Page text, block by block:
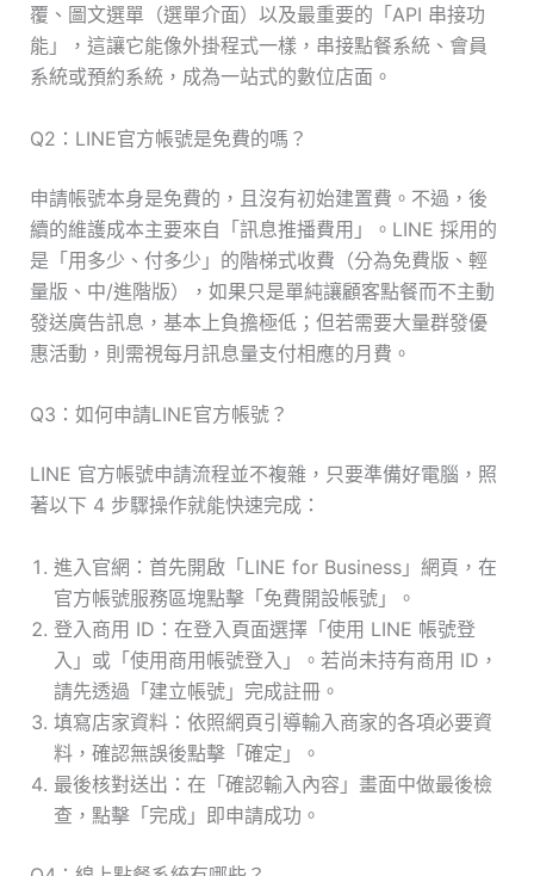
覆、圖文選單（選單介面）以及最重要的「API 串接功
能」，這讓它能像外掛程式一樣，串接點餐系統、會員
系統或預約系統，成為一站式的數位店面。
Q2：LINE官方帳號是免費的嗎？
申請帳號本身是免費的，且沒有初始建置費。不過，後
續的維護成本主要來自「訊息推播費用」。LINE 採用的
是「用多少、付多少」的階梯式收費（分為免費版、輕
量版、中/進階版），如果只是單純讓顧客點餐而不主動
發送廣告訊息，基本上負擔極低；但若需要大量群發優
惠活動，則需視每月訊息量支付相應的月費。
Q3：如何申請LINE官方帳號？
LINE 官方帳號申請流程並不複雜，只要準備好電腦，照
著以下 4 步驟操作就能快速完成：
進入官網：首先開啟「LINE for Business」網頁，在
官方帳號服務區塊點擊「免費開設帳號」。
登入商用 ID：在登入頁面選擇「使用 LINE 帳號登
入」或「使用商用帳號登入」。若尚未持有商用 ID，
請先透過「建立帳號」完成註冊。
填寫店家資料：依照網頁引導輸入商家的各項必要資
料，確認無誤後點擊「確定」。
最後核對送出：在「確認輸入內容」畫面中做最後檢
查，點擊「完成」即申請成功。